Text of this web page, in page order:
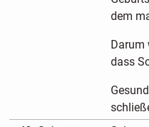
dem
Darum
dass